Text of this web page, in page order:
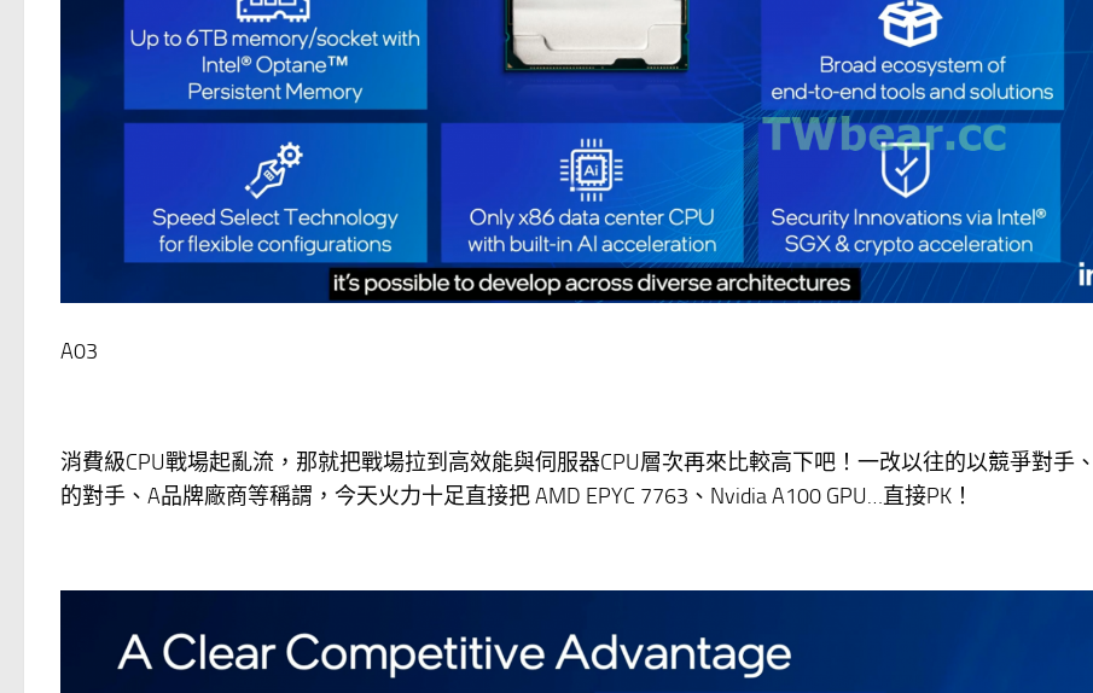
A03
消費級CPU戰場起亂流，那就把戰場拉到高效能與伺服器CPU層次再來比較高下吧！一改以往的以競爭對手
的對手、A品牌廠商等稱謂，今天火力十足直接把 AMD EPYC 7763、Nvidia A100 GPU…直接PK！